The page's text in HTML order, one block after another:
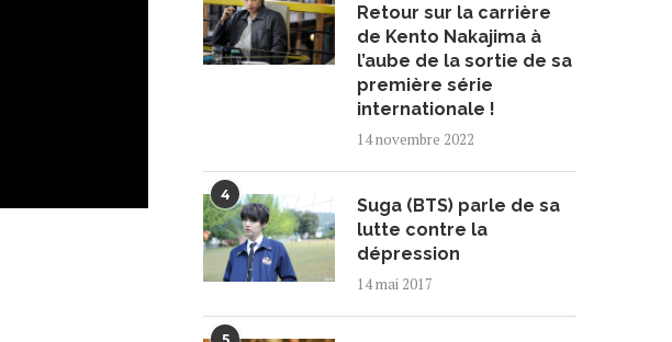
Retour sur la carrière
de Kento Nakajima à
l’aube de la sortie de sa
première série
internationale !
14 novembre 2022
4
Suga (BTS) parle de sa
lutte contre la
dépression
14 mai 2017